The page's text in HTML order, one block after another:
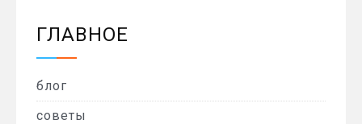
ГЛАВНОЕ
блог
советы